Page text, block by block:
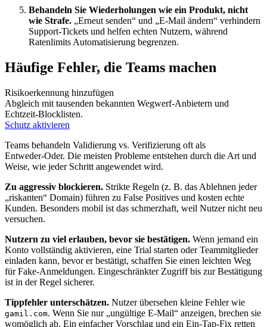
Behandeln Sie Wiederholungen wie ein Produkt, nicht
wie Strafe. „Erneut senden“ und „E‑Mail ändern“ verhindern
Support‑Tickets und helfen echten Nutzern, während
Ratenlimits Automatisierung begrenzen.
Häufige Fehler, die Teams machen
Risikoerkennung hinzufügen
Abgleich mit tausenden bekannten Wegwerf‑Anbietern und
Echtzeit‑Blocklisten.
Schutz aktivieren
Teams behandeln Validierung vs. Verifizierung oft als
Entweder‑Oder. Die meisten Probleme entstehen durch die Art und
Weise, wie jeder Schritt angewendet wird.
Zu aggressiv blockieren. Strikte Regeln (z. B. das Ablehnen jeder
„riskanten“ Domain) führen zu False Positives und kosten echte
Kunden. Besonders mobil ist das schmerzhaft, weil Nutzer nicht neu
versuchen.
Nutzern zu viel erlauben, bevor sie bestätigen. Wenn jemand ein
Konto vollständig aktivieren, eine Trial starten oder Teammitglieder
einladen kann, bevor er bestätigt, schaffen Sie einen leichten Weg
für Fake‑Anmeldungen. Eingeschränkter Zugriff bis zur Bestätigung
ist in der Regel sicherer.
Tippfehler unterschätzen. Nutzer übersehen kleine Fehler wie
gamil.com. Wenn Sie nur „ungültige E‑Mail“ anzeigen, brechen sie
womöglich ab. Ein einfacher Vorschlag und ein Ein‑Tap‑Fix retten